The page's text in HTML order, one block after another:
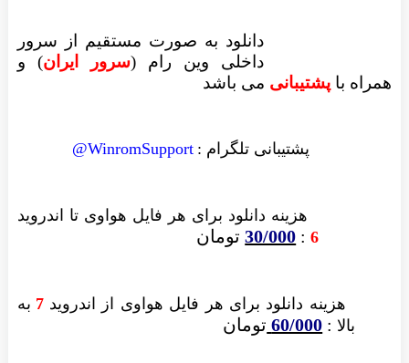
دانلود به صورت مستقیم از سرور
داخلی وین رام (سرور ایران) و
همراه با پشتیبانی می باشد
پشتیبانی تلگرام : WinromSupport@
هزینه دانلود برای هر فایل هواوی تا اندروید
6
:
30/000تومان
هزینه دانلود برای هر فایل هواوی از اندروید7 به
بالا :
60/000 تومان